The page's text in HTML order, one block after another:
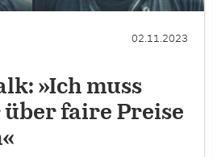
02.11.2023
»Ich muss
faire Preise